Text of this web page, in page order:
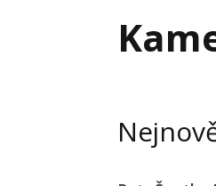
Interim
Krizové řízení